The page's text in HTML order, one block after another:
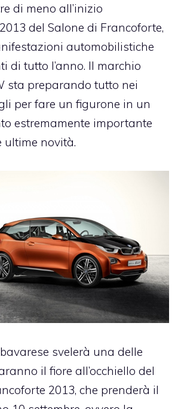
di meno all’inizio
del Salone di Francoforte,
automobilistiche
di tutto l’anno. Il marchio
sta preparando tutto nei
per fare un figurone in un
estremamente importante
ultime novità.
svelerà una delle
il fiore all’occhiello del
2013, che prenderà il